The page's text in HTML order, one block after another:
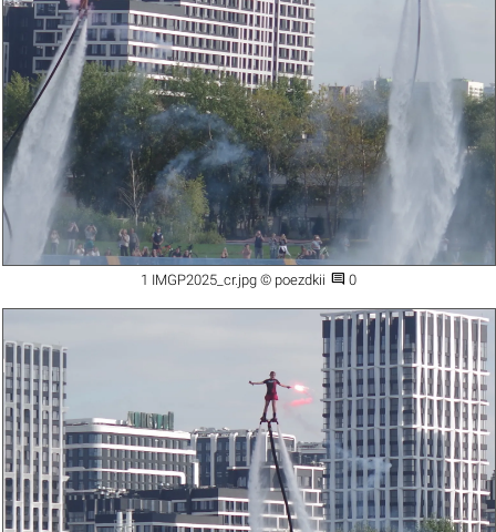
1 IMGP2025_cr.jpg © poezdkii  0